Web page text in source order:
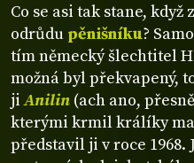
Co se asi tak stane,
odrůdu pěnišníku?
tím německý šlechtitel
možná byl překvapený,
jiAnilin (ach ano,
kterými krmil králíky
představil ji v roce 1968.